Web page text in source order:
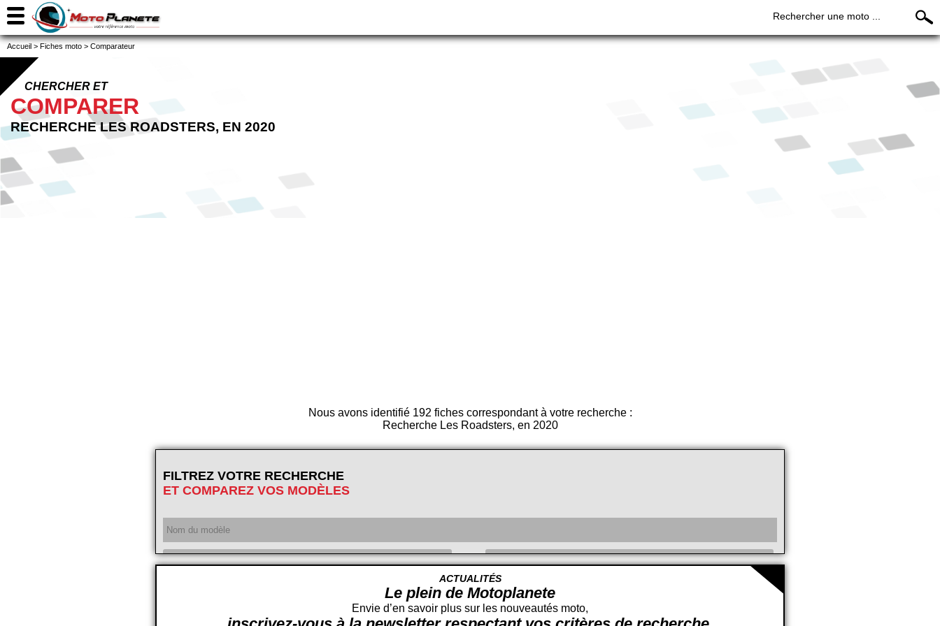
Rechercher une moto ...
Accueil > Fiches moto > Comparateur
CHERCHER ET
COMPARER
RECHERCHE LES ROADSTERS, EN 2020
Nous avons identifié 192 fiches correspondant à votre recherche :
Recherche Les Roadsters, en 2020
FILTREZ VOTRE RECHERCHE
ET COMPAREZ VOS MODÈLES
Cylindrée cc -
ACTUALITÉS
Le plein de Motoplanete
Envie d’en savoir plus sur les nouveautés moto,